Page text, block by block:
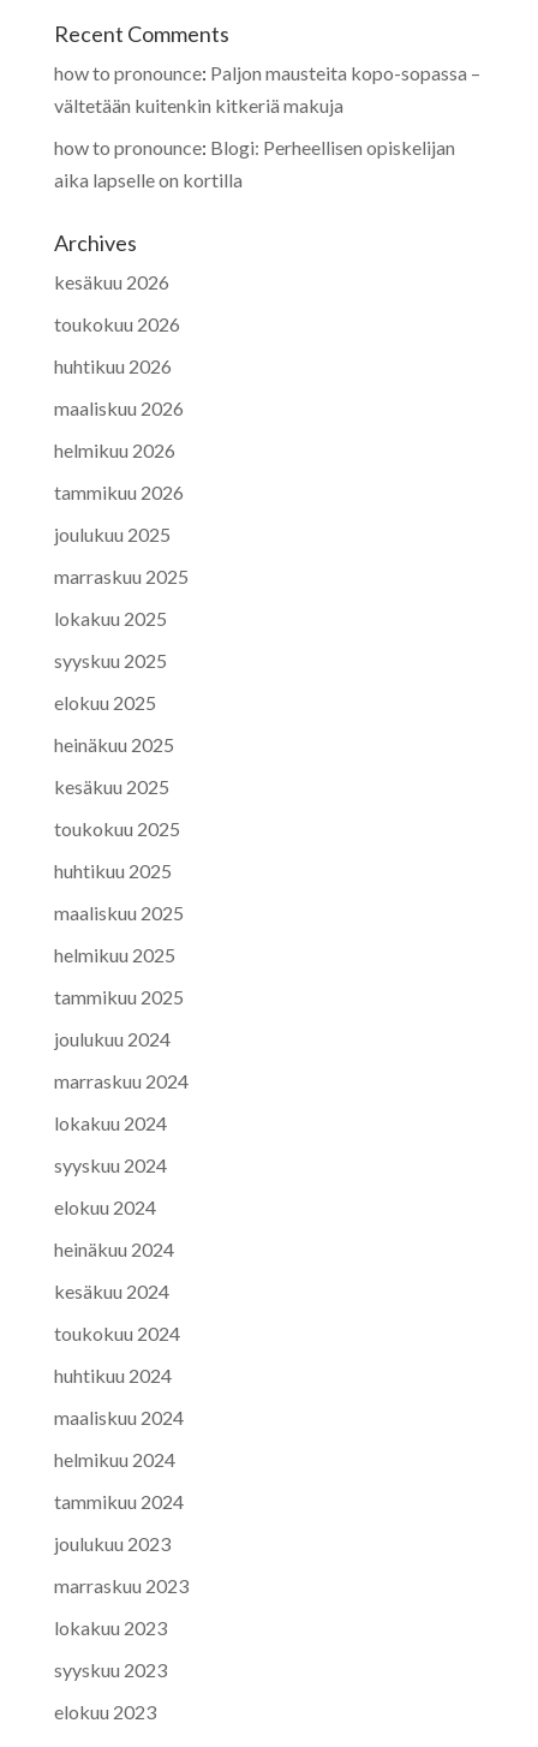
Recent Comments
how to pronounce: Paljon mausteita kopo-sopassa –
vältetään kuitenkin kitkeriä makuja
how to pronounce: Blogi: Perheellisen opiskelijan
aika lapselle on kortilla
Archives
kesäkuu 2026
toukokuu 2026
huhtikuu 2026
maaliskuu 2026
helmikuu 2026
tammikuu 2026
joulukuu 2025
marraskuu 2025
lokakuu 2025
syyskuu 2025
elokuu 2025
heinäkuu 2025
kesäkuu 2025
toukokuu 2025
huhtikuu 2025
maaliskuu 2025
helmikuu 2025
tammikuu 2025
joulukuu 2024
marraskuu 2024
lokakuu 2024
syyskuu 2024
elokuu 2024
heinäkuu 2024
kesäkuu 2024
toukokuu 2024
huhtikuu 2024
maaliskuu 2024
helmikuu 2024
tammikuu 2024
joulukuu 2023
marraskuu 2023
lokakuu 2023
syyskuu 2023
elokuu 2023